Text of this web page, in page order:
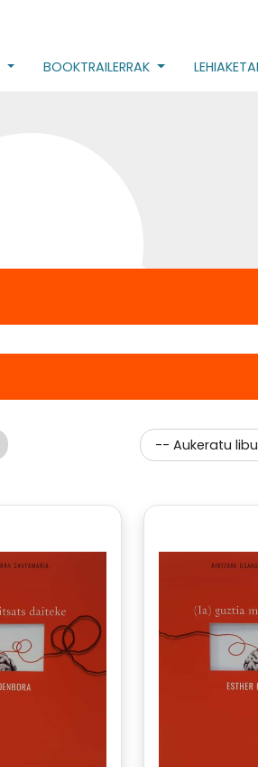
BOOKTRAILERRAK